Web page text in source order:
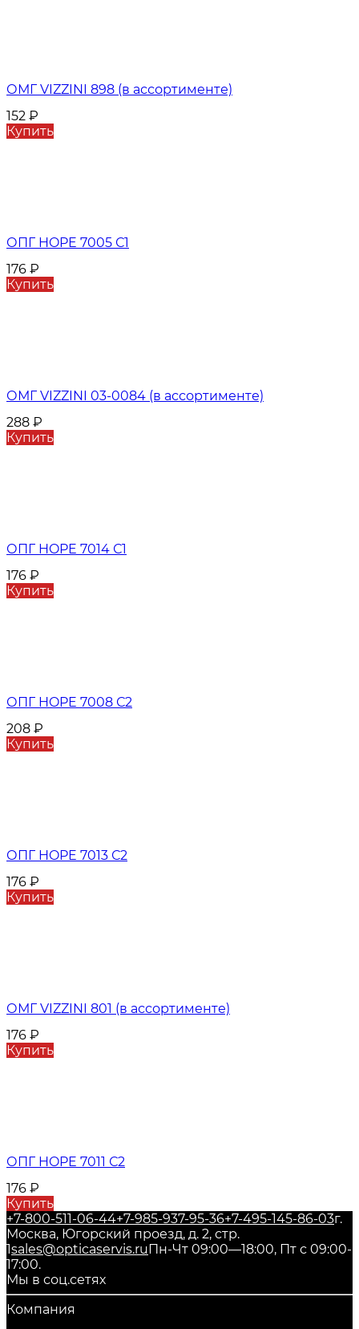
ОМГ VIZZINI 898 (в ассортименте)
152 ₽
Купить
ОПГ HOPE 7005 С1
176 ₽
Купить
ОМГ VIZZINI 03-0084 (в ассортименте)
288 ₽
Купить
ОПГ HOPE 7014 С1
176 ₽
Купить
ОПГ HOPE 7008 С2
208 ₽
Купить
ОПГ HOPE 7013 С2
176 ₽
Купить
ОМГ VIZZINI 801 (в ассортименте)
176 ₽
Купить
ОПГ HOPE 7011 С2
176 ₽
Купить
+7-800-511-06-44+7-985-937-95-36+7-495-145-86-03г.
Москва, Югорский проезд, д. 2, стр.
1sales@opticaservis.ruПн-Чт 09:00—18:00, Пт с 09:00-
17:00.
Мы в соц.сетях
Компания